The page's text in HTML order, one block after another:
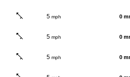
5 mph 0
5 mph 0
5 mph 0